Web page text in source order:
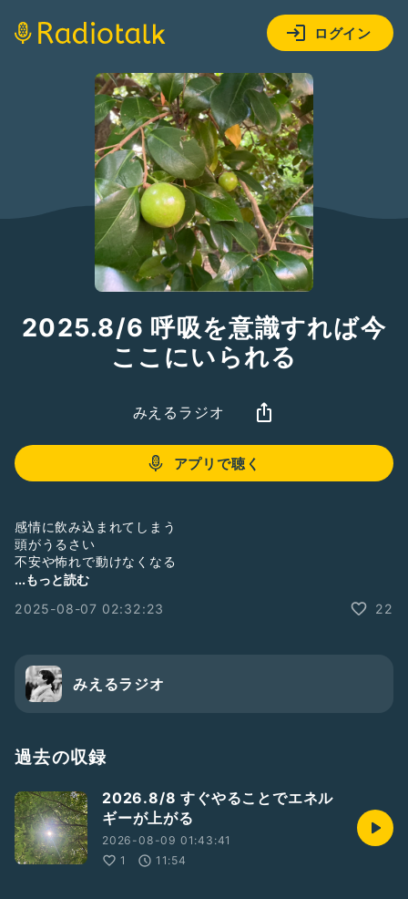
ログイン
2025.8/6 呼吸を意識すれば今
ここにいられる
みえるラジオ
アプリで聴く
感情に飲み込まれてしまう
頭がうるさい
不安や怖れで動けなくなる
ネガティブな感情を生みやすい状態だと
まずは呼吸を意識してください
---
---
https://lin.ee/0eHoSU2
---
#コーチング
...もっと読む
2025-08-07 02:32:23
22
みえるラジオ
過去の収録
2026.8/8 すぐやることでエネル
ギーが上がる
2026-08-09 01:43:41
1
11:54